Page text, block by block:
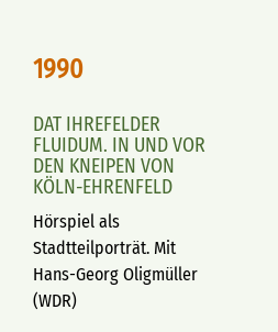
1990
DAT IHREFELDER
FLUIDUM. IN UND VOR
DEN KNEIPEN VON
KÖLN-EHRENFELD
Hörspiel als
Stadtteilporträt. Mit
Hans-Georg Oligmüller
(WDR)